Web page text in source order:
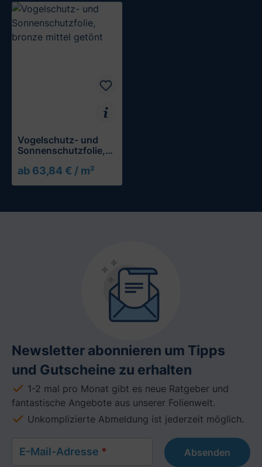
Vogelschutz- und
Sonnenschutzfolie,
ab 63,84 € / m²
Newsletter abonnieren um Tipps
und Gutscheine zu erhalten
1-2 mal pro Monat gibt es neue Ratgeber und
fantastische Angebote aus unserer Folienwelt.
Unkomplizierte Abmeldung ist jederzeit möglich.
E-Mail-Adresse * Absenden